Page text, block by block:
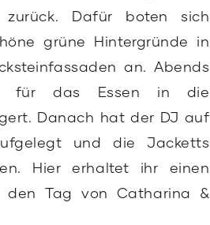
zurück. Dafür boten sich
grüne Hintergründe in
an. Abends
für das Essen in die
Danach hat der DJ auf
und die Jacketts
Hier erhaltet ihr einen
den Tag von Catharina &